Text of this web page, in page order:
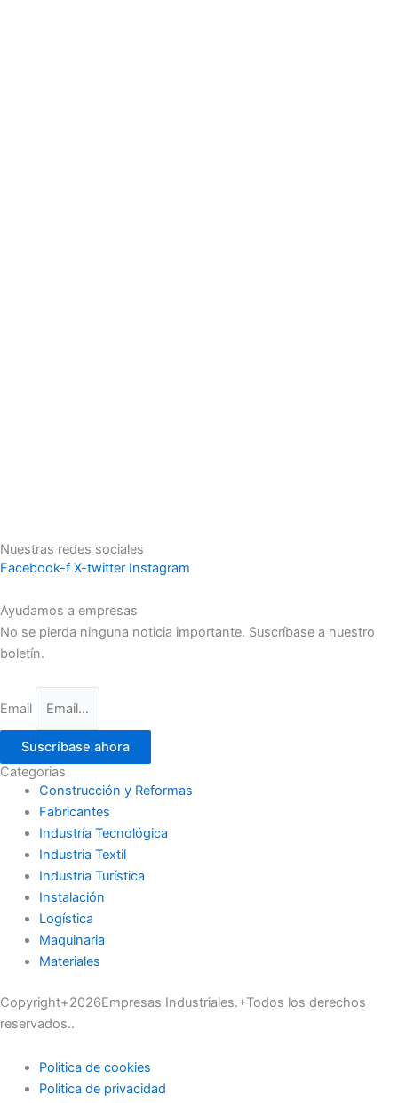
Nuestras redes sociales
Facebook-f X-twitter Instagram
Ayudamos a empresas
No se pierda ninguna noticia importante. Suscríbase a nuestro
boletín.
Email
Suscríbase ahora
Categorias
Construcción y Reformas
Fabricantes
Industría Tecnológica
Industria Textil
Industria Turística
Instalación
Logística
Maquinaria
Materiales
Copyright+2026Empresas Industriales.+Todos los derechos
reservados..
Politica de cookies
Politica de privacidad